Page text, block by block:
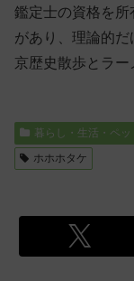
鑑定士の資格を
があり、理論的
京歴史散歩とラー
暮らし・生活・ペッ
ホホホタケ